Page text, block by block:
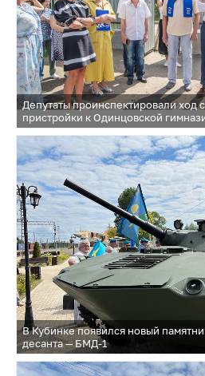
Депутаты проинспектировали ход
пристройки к Одинцовской
В Кубинке появился новый
десанта — БМД-1